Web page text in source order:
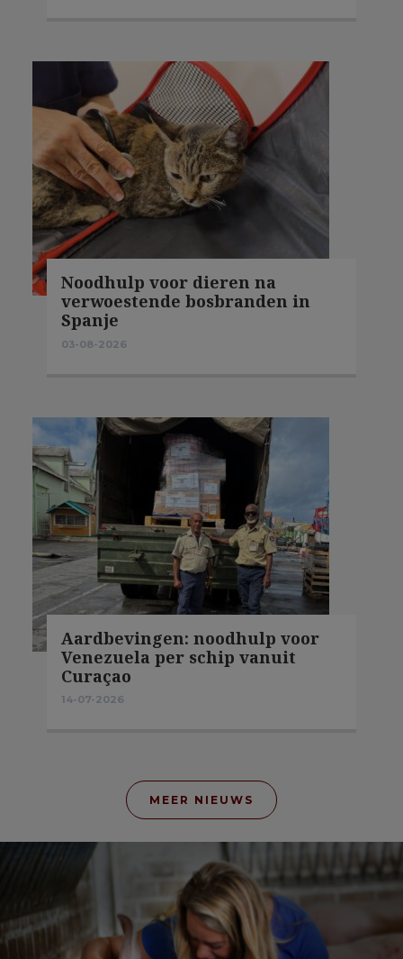
Noodhulp voor dieren na
verwoestende bosbranden in
Spanje
03-08-2026
Aardbevingen: noodhulp voor
Venezuela per schip vanuit
Curaçao
14-07-2026
MEER NIEUWS